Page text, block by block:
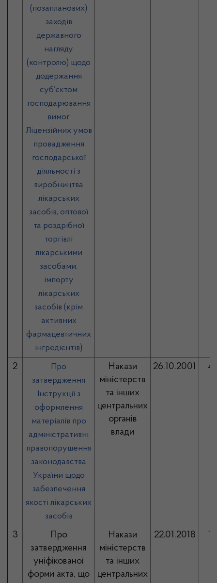
(позапланових)
заходів
державного
нагляду
(контролю) щодо
додержання
суб’єктом
господарювання
вимог
Ліцензійних умов
провадження
господарської
діяльності з
виробництва
лікарських
засобів, оптової
та роздрібної
торгівлі
лікарськими
засобами,
імпорту
лікарських
засобів (крім
активних
фармацевтичних
інгредієнтів)
2
Про
затвердження
Інструкції з
оформлення
матеріалів про
адміністративні
правопорушення
законодавства
України щодо
забезпечення
якості лікарських
засобів
Накази
міністерств
та інших
центральних
органів
влади
26.10.2001
3
Про
затвердження
уніфікованої
форми акта, що
Накази
міністерств
та інших
центральних
22.01.2018